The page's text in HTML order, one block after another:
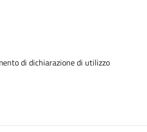
di dichiarazione di utilizzo